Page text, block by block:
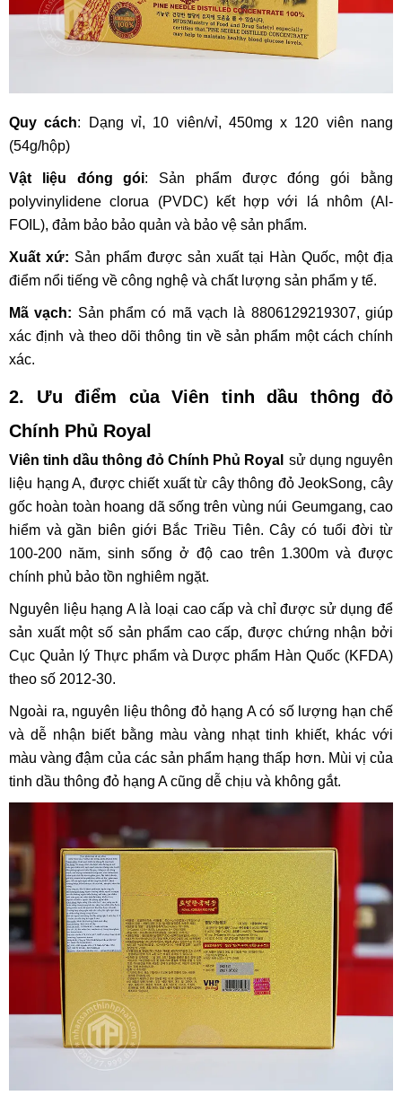
Quy cách: Dạng vỉ, 10 viên/vỉ, 450mg x 120 viên nang
(54g/hộp)
Vật liệu đóng gói: Sản phẩm được đóng gói bằng
polyvinylidene clorua (PVDC) kết hợp với lá nhôm (Al-
FOIL), đảm bảo bảo quản và bảo vệ sản phẩm.
Xuất xứ: Sản phẩm được sản xuất tại Hàn Quốc, một địa
điểm nổi tiếng về công nghệ và chất lượng sản phẩm y tế.
Mã vạch: Sản phẩm có mã vạch là 8806129219307, giúp
xác định và theo dõi thông tin về sản phẩm một cách chính
xác.
2. Ưu điểm của Viên tinh dầu thông đỏ
Chính Phủ Royal
Viên tinh dầu thông đỏ Chính Phủ Royal sử dụng nguyên
liệu hạng A, được chiết xuất từ cây thông đỏ JeokSong, cây
gốc hoàn toàn hoang dã sống trên vùng núi Geumgang, cao
hiểm và gần biên giới Bắc Triều Tiên. Cây có tuổi đời từ
100-200 năm, sinh sống ở độ cao trên 1.300m và được
chính phủ bảo tồn nghiêm ngặt.
Nguyên liệu hạng A là loại cao cấp và chỉ được sử dụng để
sản xuất một số sản phẩm cao cấp, được chứng nhận bởi
Cục Quản lý Thực phẩm và Dược phẩm Hàn Quốc (KFDA)
theo số 2012-30.
Ngoài ra, nguyên liệu thông đỏ hạng A có số lượng hạn chế
và dễ nhận biết bằng màu vàng nhạt tinh khiết, khác với
màu vàng đậm của các sản phẩm hạng thấp hơn. Mùi vị của
tinh dầu thông đỏ hạng A cũng dễ chịu và không gắt.